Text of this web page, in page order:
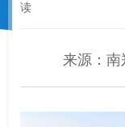
读
来源：南